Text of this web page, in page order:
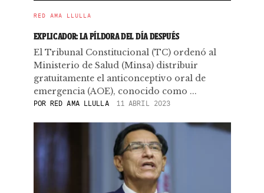
RED AMA LLULLA
EXPLICADOR: LA PÍLDORA DEL DÍA DESPUÉS
El Tribunal Constitucional (TC) ordenó al
Ministerio de Salud (Minsa) distribuir
gratuitamente el anticonceptivo oral de
emergencia (AOE), conocido como ...
PORRED AMA LLULLA 11 ABRIL 2023